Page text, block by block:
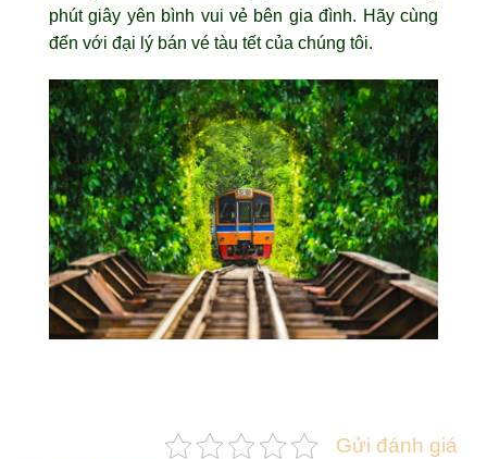
phút giây yên bình vui vẻ bên gia đình. Hãy cùng
đến với đại lý bán vé tàu tết của chúng tôi.
Gửi đánh giá